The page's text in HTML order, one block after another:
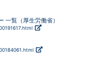
一覧（厚生労働省）